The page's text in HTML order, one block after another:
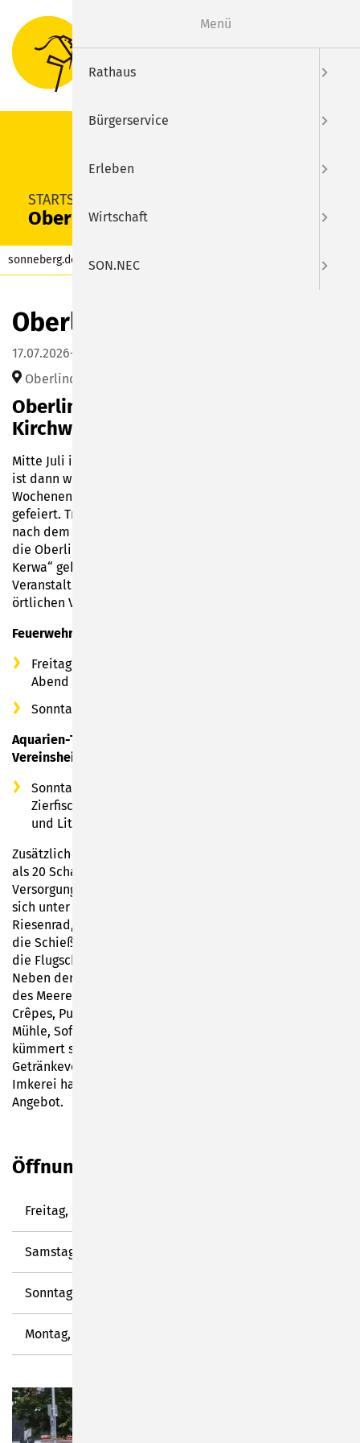
Menu
STARTSEITE
Oberlinder Kirchweih
sonneberg.de Kalender
Oberlinder Kirchweih
17.07.2026–20.07.2026
Oberlind (www.sonneberg.de)
Oberlind sagt: Prost auf die
Kirchweih!
Mitte Juli ist Kirmeszeit in Oberlind - der ganze Ortsteil
ist dann wieder auf den Beinen. Denn am langen
Wochenende vom
gefeiert. Traditionell schlagen Schausteller und Händler
nach dem Sonneberger Vogelschießen ihre Zelte rund um
die Oberlinder Kirche St. Aegidien auf. Die „Linder
Kerwa“ gehört zu den festen Größen im
Veranstaltungskalender der Sonneberger und die
örtlichen Vereine bringen sich in das Festgeschehen ein.
Feuerwehrverein Oberlind mit Festzelt am Gerätehaus:
Freitag, 17.07.2026: 16:00 Uhr Bieranstich und Tanz am
Abend mit M&M
Sonntag, 19.07.2026: ab 10:00 Uhr Frühschoppen
Aquarien-Terrarien-Verein 1981 Sonneberg am ehem.
Vereinsheim "Wäldla":
Sonntag, 19.07.2026: 10:00 bis 14:00 Uhr Markt für
Zierfische, Terrarien-Tiere, Wasserpflanzen, Technik
und Literatur
Zusätzlich zu den Vereinsaktivitäten werden sich mehr
als 20 Schausteller, Händler und Betreiber von
Versorgungsständen in Oberlind einfinden. So werden
sich unter anderem wieder das beliebte Magic, ein
Riesenrad, Kinderkarussells, Berg- & Talbahn drehen und
die Schießhalle, verschiedene Greifer, das Ballwerfen,
die Flugschule und die Eisenbahn werden vor Ort sein.
Neben der „Schokoladen-Fabrik“ und dem „Gastmahl
des Meeres“ gibt es versorgungstechnisch Galettes,
Crêpes, Pulled Pork, Leckeres von der Champignon-
Mühle, Softeis und viel mehr. Der Heimatverein Oberlind
kümmert sich am Schankwagen um die
Getränkeversorgung. Die Lautertaler Edelbrennerei &
Imkerei hat Honigprodukte und Hochprozentiges im
Angebot.
Öffnungszeiten Kirchweih Oberlind
Freitag, 17.07.2026
Samstag, 18.07.2026
Sonntag, 19.07.2026
Montag, 20.07.2026
Menü
Rathaus
Bürgerservice
Erleben
Wirtschaft
SON.NEC